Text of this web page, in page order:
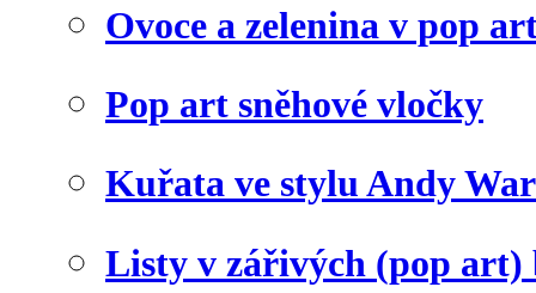
Ovoce a zelenina v pop
Pop art sněhové vločky
Kuřata ve stylu Andy
Listy v zářivých (pop art)